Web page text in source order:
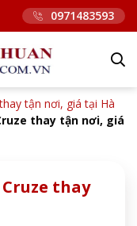
0971483593
tận nơi, giá tại Hà
thay tận nơi, giá
thay